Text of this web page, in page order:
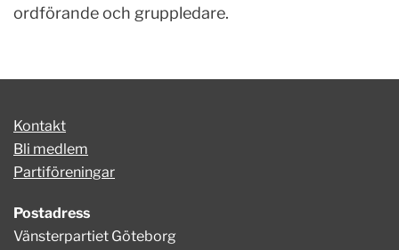
ordförande och gruppledare.
Kontakt
Bli medlem
Partiföreningar
Postadress
Vänsterpartiet Göteborg